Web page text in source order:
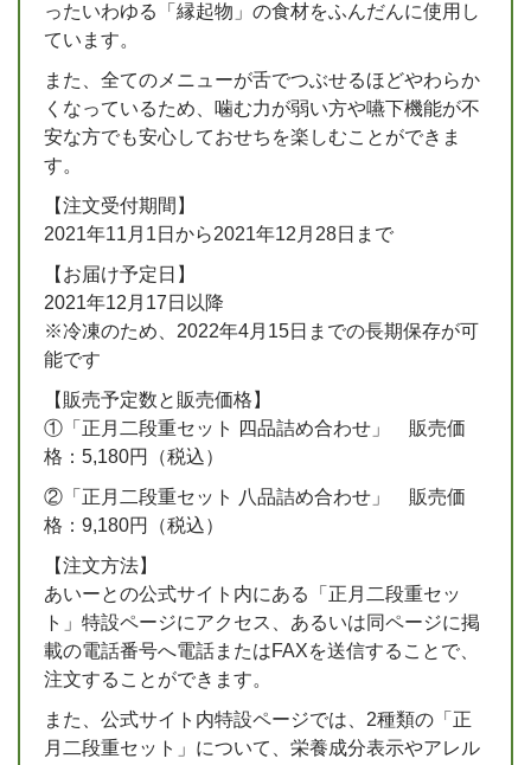
ったいわゆる「縁起物」の食材をふんだんに使用し
ています。
また、全てのメニューが舌でつぶせるほどやわらか
くなっているため、噛む力が弱い方や嚥下機能が不
安な方でも安心しておせちを楽しむことができま
す。
【注文受付期間】
2021年11月1日から2021年12月28日まで
【お届け予定日】
2021年12月17日以降
※冷凍のため、2022年4月15日までの長期保存が可
能です
【販売予定数と販売価格】
①「正月二段重セット 四品詰め合わせ」 販売価
格：5,180円（税込）
②「正月二段重セット 八品詰め合わせ」 販売価
格：9,180円（税込）
【注文方法】
あいーとの公式サイト内にある「正月二段重セッ
ト」特設ページにアクセス、あるいは同ページに掲
載の電話番号へ電話またはFAXを送信することで、
注文することができます。
また、公式サイト内特設ページでは、2種類の「正
月二段重セット」について、栄養成分表示やアレル